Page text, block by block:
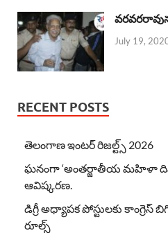
July 19,
RECENT POSTS
తెలంగాణ ఇంటర్ రిజల్ట్స్ 2026
ఘనంగా ‘అంతర్జాతీయ మహిళా
ఆవిష్కరణ.
డిగ్రీ అధ్యాపక పోస్టులకు కాంగ్రెస్
రూల్స్